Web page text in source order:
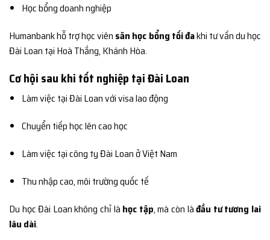
Học bổng doanh nghiệp
Humanbank hỗ trợ học viên săn học bổng tối đakhi tư vấn du học
Đài Loan tại Hoà Thắng, Khánh Hòa.
Cơ hội sau khi tốt nghiệp tại Đài Loan
Làm việc tại Đài Loan với visa lao động
Chuyển tiếp học lên cao học
Làm việc tại công ty Đài Loan ở Việt Nam
Thu nhập cao, môi trường quốc tế
Du học Đài Loan không chỉ là học tập, mà còn làđầu tư tương lai
lâu dài.